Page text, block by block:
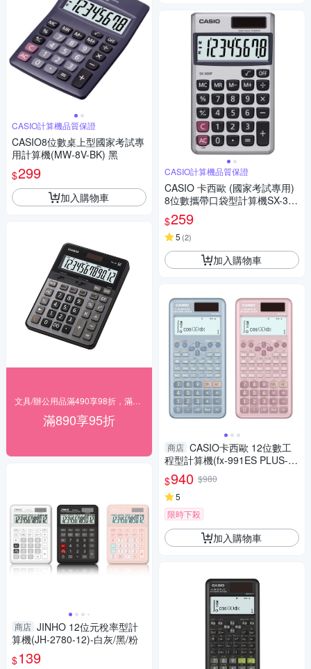
CASIO計算機品質保證
CASIO8位數桌上型國家考試專
用計算機(MW-8V-BK) 黑
$299
加入購物車
滿890享95折
商店 JINHO 12位元稅率型計
算機(JH-2780-12)-白灰/黑/粉
$139
CASIO計算機品質保證
CASIO 卡西歐 (國家考試專用)
8位數攜帶口袋型計算機SX-300
$259
5 (2)
加入購物車
商店 CASIO卡西歐 12位數工
程型計算機(fx-991ES PLUS-2)
-藍/藕粉
$940 $980
5
限時下殺
加入購物車